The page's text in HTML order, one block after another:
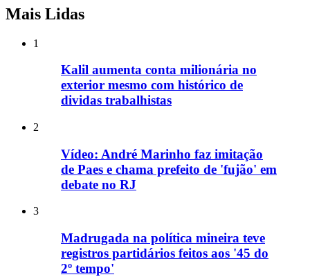
Mais Lidas
1
Kalil aumenta conta milionária no
exterior mesmo com histórico de
dividas trabalhistas
2
Vídeo: André Marinho faz imitação
de Paes e chama prefeito de 'fujão' em
debate no RJ
3
Madrugada na política mineira teve
registros partidários feitos aos '45 do
2º tempo'